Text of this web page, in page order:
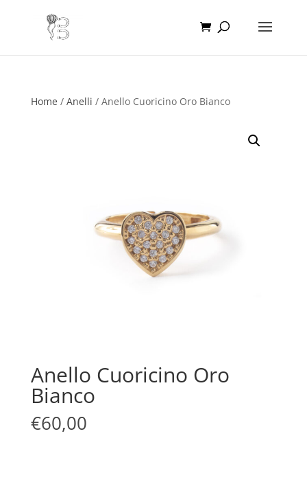
Home / Anelli / Anello Cuoricino Oro Bianco
Anello Cuoricino Oro
Bianco
€60,00